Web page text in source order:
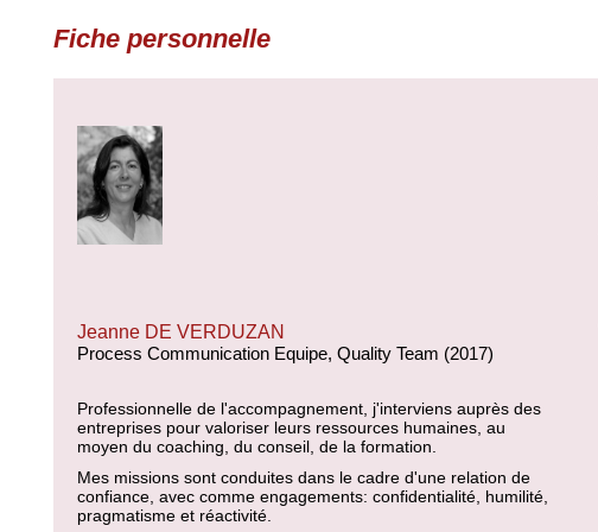
Fiche personnelle
Jeanne DE VERDUZAN
Process Communication Equipe, Quality Team (2017)
Professionnelle de l'accompagnement, j'interviens auprès des
entreprises pour valoriser leurs ressources humaines, au
moyen du coaching, du conseil, de la formation.
Mes missions sont conduites dans le cadre d'une relation de
confiance, avec comme engagements: confidentialité, humilité,
pragmatisme et réactivité.